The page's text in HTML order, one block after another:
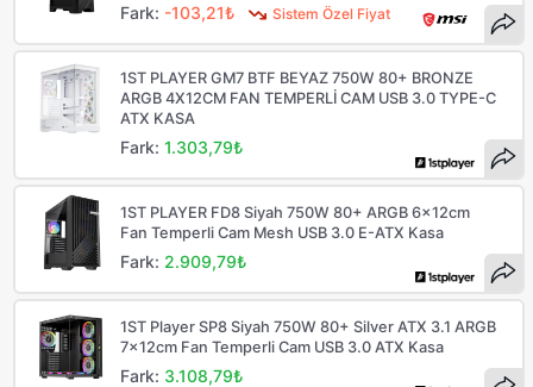
Sistem Özel Fiyat
Fark: -103,21₺
1ST PLAYER GM7 BTF BEYAZ 750W 80+ BRONZE
ARGB 4X12CM FAN TEMPERLİ CAM USB 3.0 TYPE-C
ATX KASA
Fark:1.303,79₺
1ST PLAYER FD8 Siyah 750W 80+ ARGB 6x12cm
Fan Temperli Cam Mesh USB 3.0 E-ATX Kasa
Fark: 2.909,79₺
1ST Player SP8 Siyah 750W 80+ Silver ATX 3.1 ARGB
7x12cm Fan Temperli Cam USB 3.0 ATX Kasa
Fark: 3.108,79₺